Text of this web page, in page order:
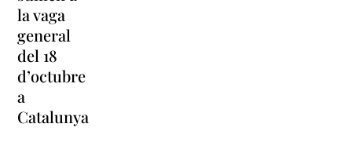
la vaga
general
del 18
d’octubre
a
Catalunya